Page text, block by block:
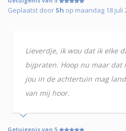
Geplaatst door Sh op maandag 18 juli
Lieverdje, ik wou dat ik elke
bijpraten. Hoop nu maar
jou in de achtertuin mag
van mij hoor.
Getuigenis van 5